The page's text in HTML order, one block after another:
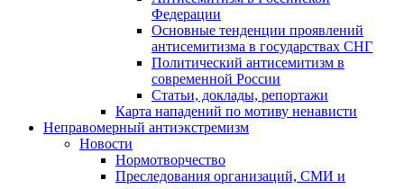
Федерации
Основные тенденции проявлений
антисемитизма в государствах СНГ
Политический антисемитизм в
современной России
Статьи, доклады, репортажи
Карта нападений по мотиву ненависти
Неправомерный антиэкстремизм
Новости
Нормотворчество
Преследования организаций, СМИ и